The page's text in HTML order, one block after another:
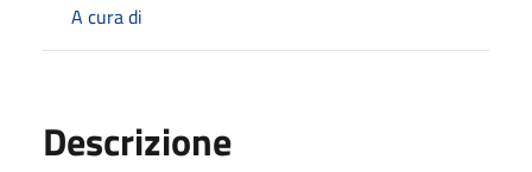
A cura di
Descrizione